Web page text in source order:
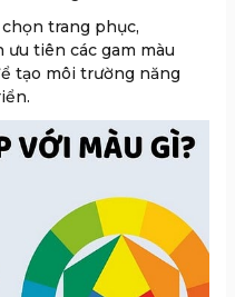
trang phục,
tiên các gam màu
tạo môi trường năng